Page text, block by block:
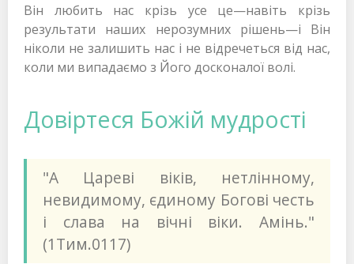
Він любить нас крізь усе це—навіть крізь
результати наших нерозумних рішень—і Він
ніколи не залишить нас і не відречеться від нас,
коли ми випадаємо з Його досконалої волі.
Довіртеся Божій мудрості
"А Цареві віків, нетлінному,
невидимому, єдиному Богові честь
і слава на вічні віки. Амінь."
(1Тим.0117)